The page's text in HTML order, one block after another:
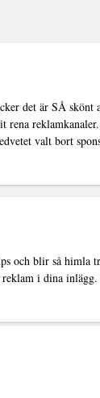
det är SÅ skönt
rena
valt bort
och blir så himla
reklam i dina